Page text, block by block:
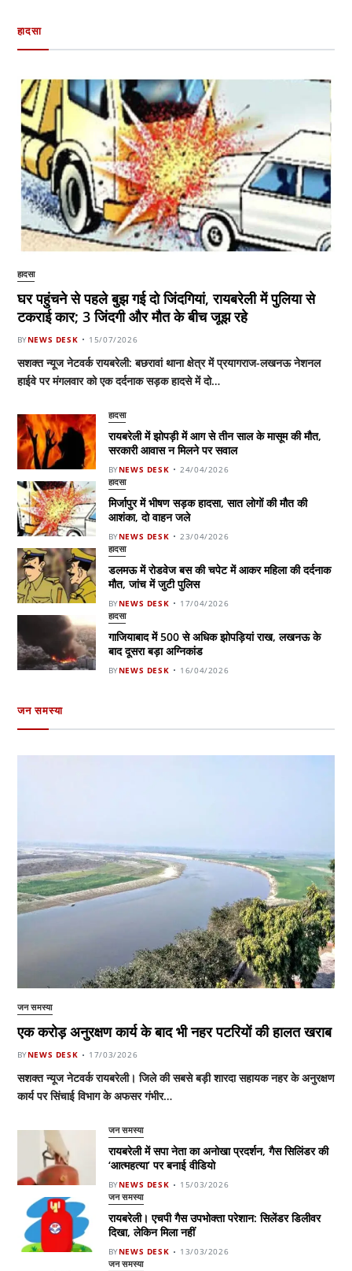
हादसा
हादसा
घर पहुंचने से पहले बुझ गई दो जिंदगियां, रायबरेली में पुलिया से
टकराई कार; 3 जिंदगी और मौत के बीच जूझ रहे
BYNEWS DESK 15/07/2026
सशक्त न्यूज नेटवर्क रायबरेली: बछरावां थाना क्षेत्र में प्रयागराज-लखनऊ नेशनल
हाईवे पर मंगलवार को एक दर्दनाक सड़क हादसे में दो…
हादसा
रायबरेली में झोपड़ी में आग से तीन साल के मासूम की मौत,
सरकारी आवास न मिलने पर सवाल
BYNEWS DESK 24/04/2026
हादसा
मिर्जापुर में भीषण सड़क हादसा, सात लोगों की मौत की
आशंका, दो वाहन जले
BYNEWS DESK 23/04/2026
हादसा
डलमऊ में रोडवेज बस की चपेट में आकर महिला की दर्दनाक
मौत, जांच में जुटी पुलिस
BYNEWS DESK 17/04/2026
हादसा
गाजियाबाद में 500 से अधिक झोपड़ियां राख, लखनऊ के
बाद दूसरा बड़ा अग्निकांड
BYNEWS DESK 16/04/2026
जन समस्या
जन समस्या
एक करोड़ अनुरक्षण कार्य के बाद भी नहर पटरियों की हालत खराब
BYNEWS DESK 17/03/2026
सशक्त न्यूज नेटवर्क रायबरेली। जिले की सबसे बड़ी शारदा सहायक नहर के अनुरक्षण
कार्य पर सिंचाई विभाग के अफसर गंभीर…
जन समस्या
रायबरेली में सपा नेता का अनोखा प्रदर्शन, गैस सिलिंडर की
‘आत्महत्या’ पर बनाई वीडियो
BYNEWS DESK 15/03/2026
जन समस्या
रायबरेली। एचपी गैस उपभोक्ता परेशान: सिलेंडर डिलीवर
दिखा, लेकिन मिला नहीं
BYNEWS DESK 13/03/2026
जन समस्या